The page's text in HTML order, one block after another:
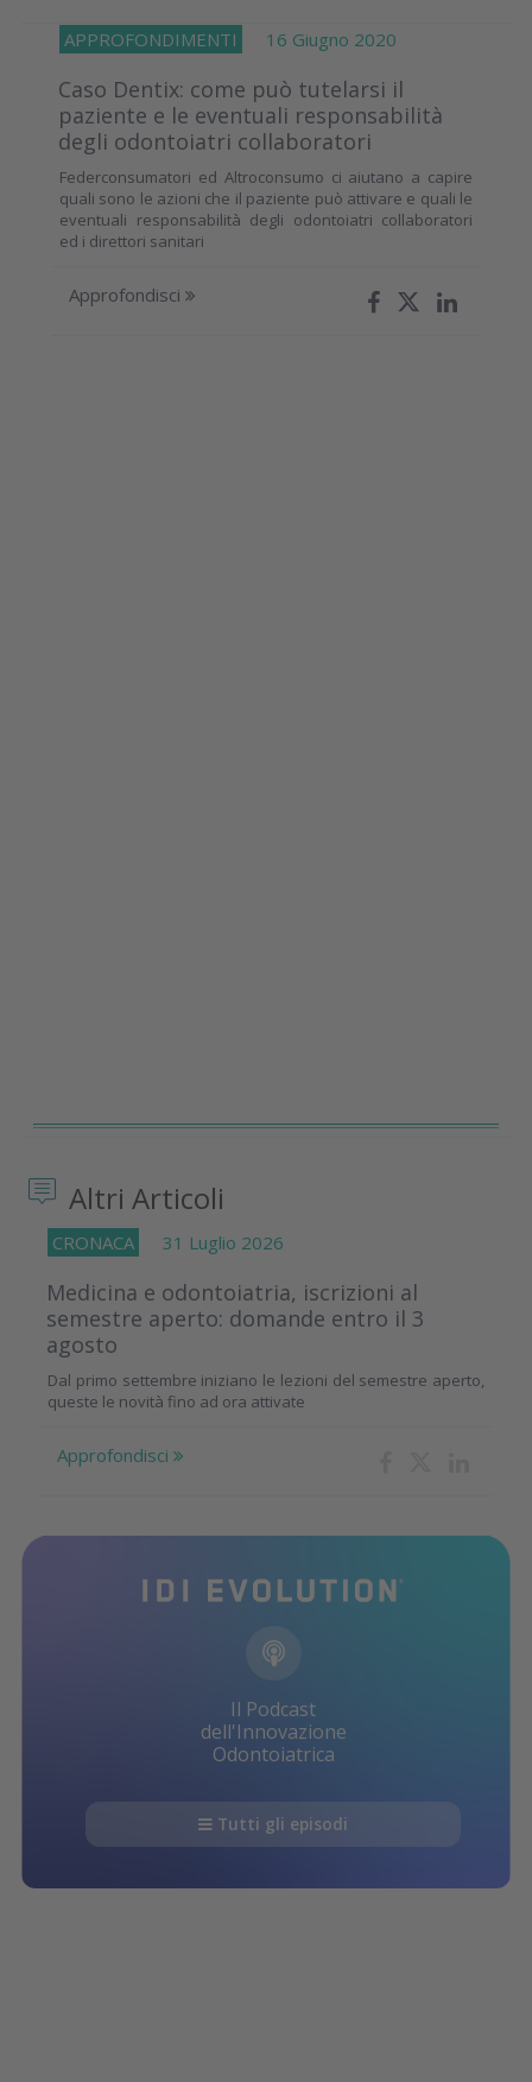
APPROFONDIMENTI 16 Giugno 2020
Caso Dentix: come può tutelarsi il
paziente e le eventuali responsabilità
degli odontoiatri collaboratori
Federconsumatori ed Altroconsumo ci aiutano a capire
quali sono le azioni che il paziente può attivare e quali le
eventuali responsabilità degli odontoiatri collaboratori
ed i direttori sanitari
Approfondisci
Altri Articoli
CRONACA 31 Luglio 2026
Medicina e odontoiatria, iscrizioni al
semestre aperto: domande entro il 3
agosto
Dal primo settembre iniziano le lezioni del semestre aperto,
queste le novità fino ad ora attivate
Approfondisci
Il Podcast
dell'Innovazione
Odontoiatrica
Tutti gli episodi